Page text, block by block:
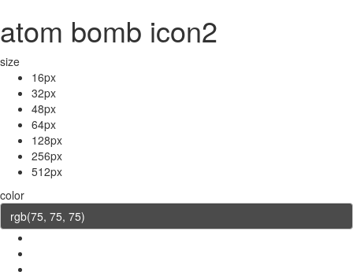
atom bomb icon2
size
16px
32px
48px
64px
128px
256px
512px
color